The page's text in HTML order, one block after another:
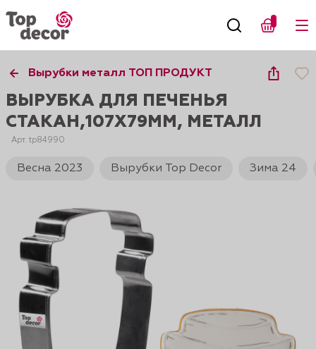
Вырубки металл ТОП ПРОДУКТ
ВЫРУБКА ДЛЯ ПЕЧЕНЬЯ
СТАКАН,107Х79ММ, МЕТАЛЛ
Арт. tp84990
Весна 2023 Вырубки Top Decor Зима 24